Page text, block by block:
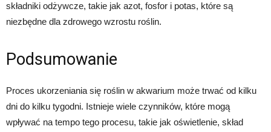
składniki odżywcze, takie jak azot, fosfor i potas, które są
niezbędne dla zdrowego wzrostu roślin.
Podsumowanie
Proces ukorzeniania się roślin w akwarium może trwać od kilku
dni do kilku tygodni. Istnieje wiele czynników, które mogą
wpływać na tempo tego procesu, takie jak oświetlenie, skład